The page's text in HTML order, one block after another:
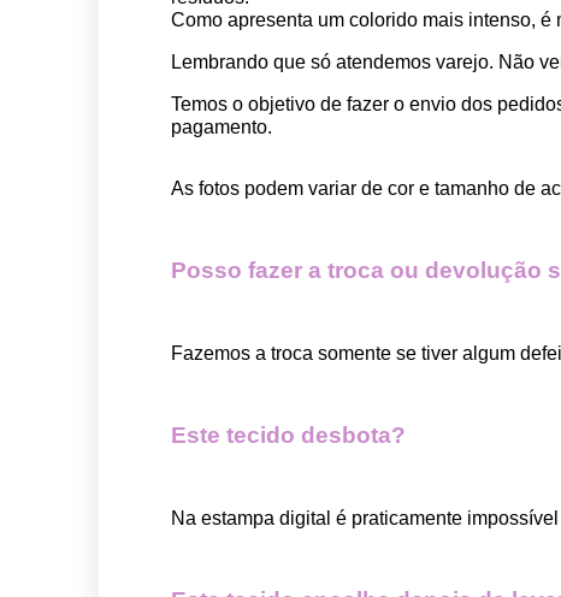
Como apresenta um colorido mais intenso,
Lembrando que só atendemos varejo. Não
Temos o objetivo de fazer o envio dos
pagamento.
As fotos podem variar de cor e tamanho de
Posso fazer a troca ou devolução
Fazemos a troca somente se tiver algum
Este tecido desbota?
Na estampa digital é praticamente